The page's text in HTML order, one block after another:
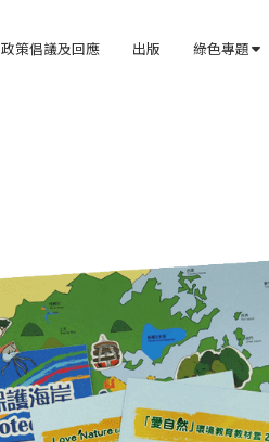
政策倡議及回應 出版 綠色專題 